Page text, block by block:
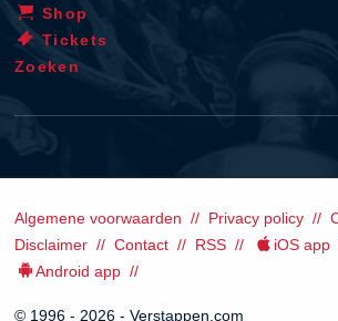
Shop
Tickets
Zoeken
Algemene voorwaarden Privacy policy
Disclaimer
Contact RSS
iOS app
Android app
© 1996 - 2026 - Verstappen.com